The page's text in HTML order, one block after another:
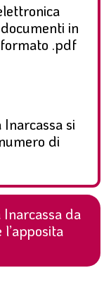
in
.pdf
si
di
Inarcassa da